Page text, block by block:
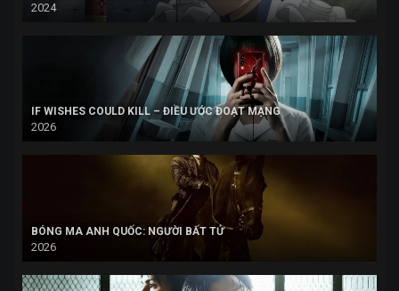
2024
IF WISHES COULD KILL – ĐIỀU ƯỚC ĐOẠT MẠNG
2026
BÓNG MA ANH QUỐC: NGƯỜI BẤT TỬ
2026